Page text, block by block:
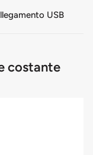
USB
costante